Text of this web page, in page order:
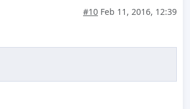
#10 Feb 11, 2016, 12:39